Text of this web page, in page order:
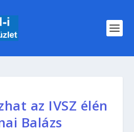
az IVSZ élén
Balázs